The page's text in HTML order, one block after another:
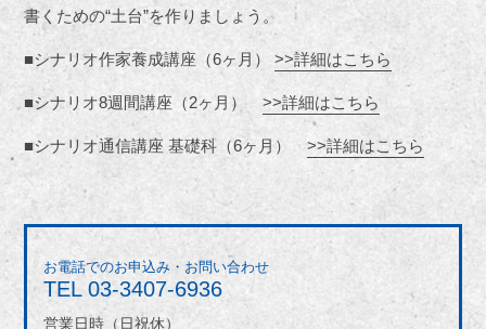
書くための“土台”を作りましょう。
■シナリオ作家養成講座（6ヶ月）>>詳細はこちら
■シナリオ8週間講座（2ヶ月）>>詳細はこちら
■シナリオ通信講座 基礎科（6ヶ月）>>詳細はこちら
お電話でのお申込み・お問い合わせ
TEL03-3407-6936
営業日時（日祝休）